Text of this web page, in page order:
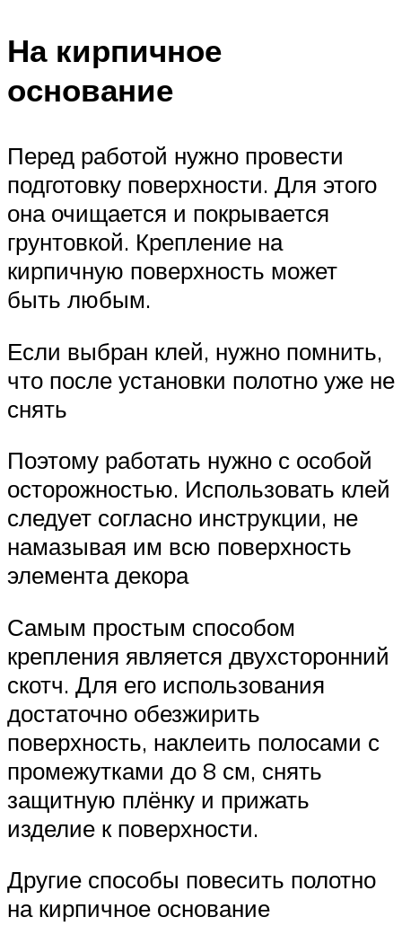
На кирпичное
основание
Перед работой нужно провести
подготовку поверхности. Для этого
она очищается и покрывается
грунтовкой. Крепление на
кирпичную поверхность может
быть любым.
Если выбран клей, нужно помнить,
что после установки полотно уже не
снять
Поэтому работать нужно с особой
осторожностью. Использовать клей
следует согласно инструкции, не
намазывая им всю поверхность
элемента декора
Самым простым способом
крепления является двухсторонний
скотч. Для его использования
достаточно обезжирить
поверхность, наклеить полосами с
промежутками до 8 см, снять
защитную плёнку и прижать
изделие к поверхности.
Другие способы повесить полотно
на кирпичное основание